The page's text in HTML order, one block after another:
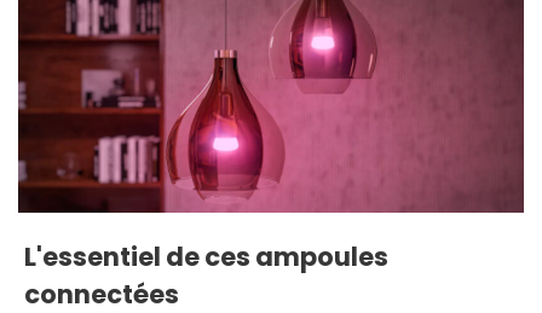
L'essentiel de ces ampoules
connectées